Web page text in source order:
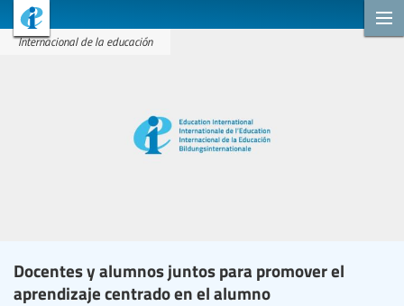
Internacional de la educación
Docentes y alumnos juntos para promover el
aprendizaje centrado en el alumno